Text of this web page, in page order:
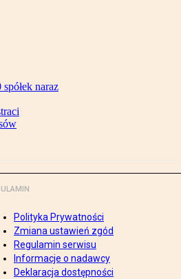
naraz
Polityka Prywatności
Zmiana ustawień zgód
Regulamin serwisu
Informacje o nadawcy
Deklaracja dostępności